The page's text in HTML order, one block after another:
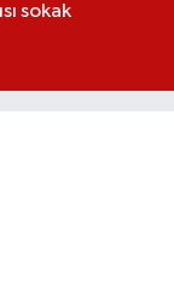
sokak